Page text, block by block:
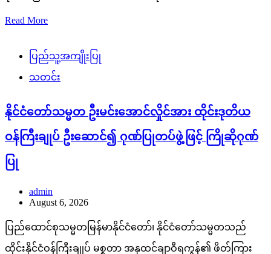
Read More
ပြည်သူ့အကျိုးပြု
သတင်း
နိုင်ငံတော်သမ္မတ ဦးမင်းအောင်လှိုင်အား ထိုင်းဒုတိယ
ဝန်ကြီးချုပ် ဦးဆောင်၍ ဂုဏ်ပြုတပ်ဖွဲ့ဖြင့် ကြိုဆိုဂုဏ်
ပြု
admin
August 6, 2026
ပြည်ထောင်စုသမ္မတမြန်မာနိုင်ငံတော်၊ နိုင်ငံတော်သမ္မတသည်
ထိုင်းနိုင်ငံဝန်ကြီးချုပ် မစ္စတာ အနုထင်ချာဝီရကွန်၏ ဖိတ်ကြား